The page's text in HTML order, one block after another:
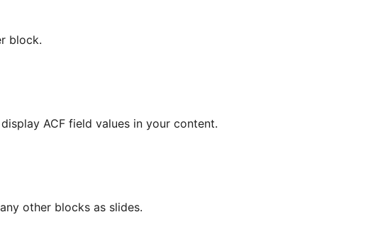
block.
ACF field values in your content.
other blocks as slides.